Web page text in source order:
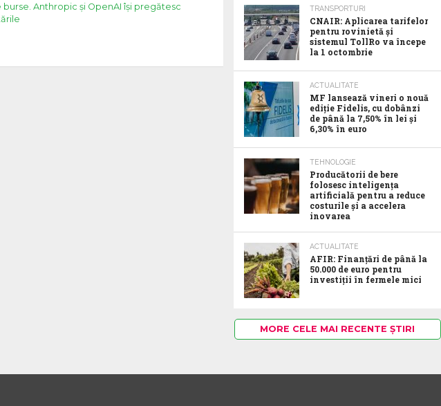
burse. Anthropic și OpenAI își pregătesc
TRANSPORTURI
CNAIR: Aplicarea tarifelor
pentru rovinietă și
sistemul TollRo va începe
la 1 octombrie
ACTUALITATE
MF lansează vineri o nouă
ediție Fidelis, cu dobânzi
de până la 7,50% în lei și
6,30% în euro
TEHNOLOGIE
Producătorii de bere
folosesc inteligența
artificială pentru a reduce
costurile și a accelera
inovarea
ACTUALITATE
AFIR: Finanțări de până la
50.000 de euro pentru
investiții în fermele mici
MORE CELE MAI RECENTE ȘTIRI